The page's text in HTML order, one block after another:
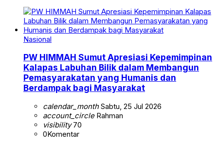
Nasional
PW HIMMAH Sumut Apresiasi Kepemimpinan
Kalapas Labuhan Bilik dalam Membangun
Pemasyarakatan yang Humanis dan
Berdampak bagi Masyarakat
calendar_monthSabtu, 25 Jul 2026
account_circleRahman
visibility70
0Komentar